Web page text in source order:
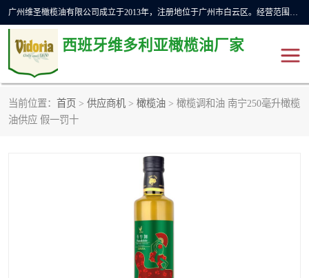
广州维圣橄榄油有限公司成立于2013年，注册地位于广州市白云区。经营范围包括饲料原料销售;畜牧渔业饲料销售;化妆品批发;贸易经纪;食品进出口等，主要产品有：橄榄果渣油，橄榄油，纯橄榄油等。
西班牙维多利亚橄榄油厂家
当前位置： 首页 > 供应商机 > 橄榄油 > 橄榄调和油 南宁250毫升橄榄
油供应 假一罚十
橄榄油